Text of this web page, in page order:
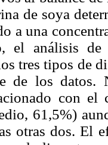
de soya
a una
el análisis
tres tipos de
de los datos.
con el
61,5%)
otras dos. El